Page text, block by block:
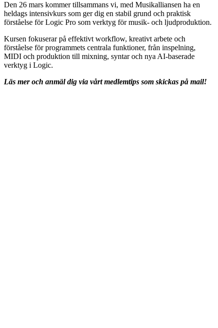
Den 26 mars kommer tillsammans vi, med Musikalliansen ha en
heldags intensivkurs som ger dig en stabil grund och praktisk
förståelse för Logic Pro som verktyg för musik- och ljudproduktion.
Kursen fokuserar på effektivt workflow, kreativt arbete och
förståelse för programmets centrala funktioner, från inspelning,
MIDI och produktion till mixning, syntar och nya AI-baserade
verktyg i Logic.
Läs mer och anmäl dig via vårt medlemtips som skickas på mail!